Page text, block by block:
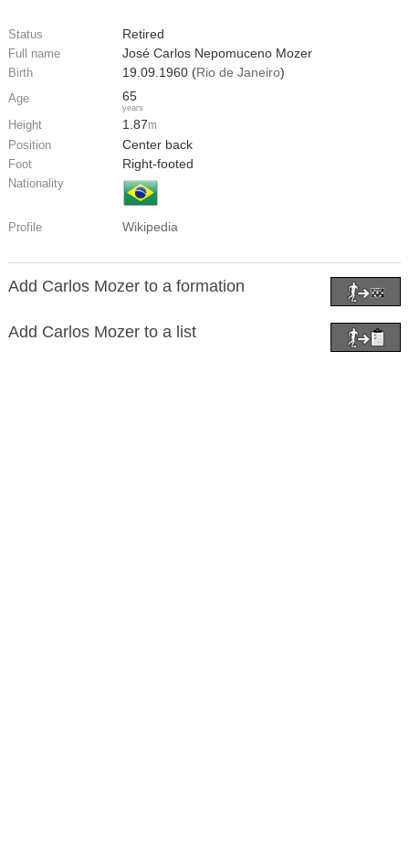
Status Retired
Full name José Carlos Nepomuceno Mozer
Birth 19.09.1960 (Rio de Janeiro)
Age 65
years
Height 1.87m
Position Center back
Foot Right-footed
Nationality
Profile Wikipedia
Add Carlos Mozer to a formation
Add Carlos Mozer to a list